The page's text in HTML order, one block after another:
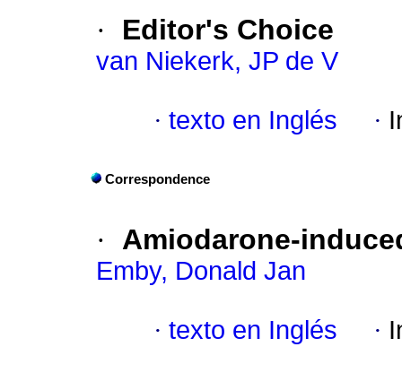
· Editor's Choice
van Niekerk, JP de V
· texto en Inglés ·
Correspondence
· Amiodarone-
Emby, Donald Jan
· texto en Inglés ·